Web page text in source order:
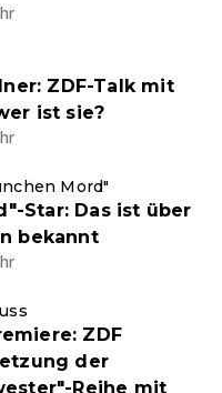
ZDF-Talk mit
ist sie?
Mord"
Star: Das ist über
bekannt
ZDF
der
Reihe mit